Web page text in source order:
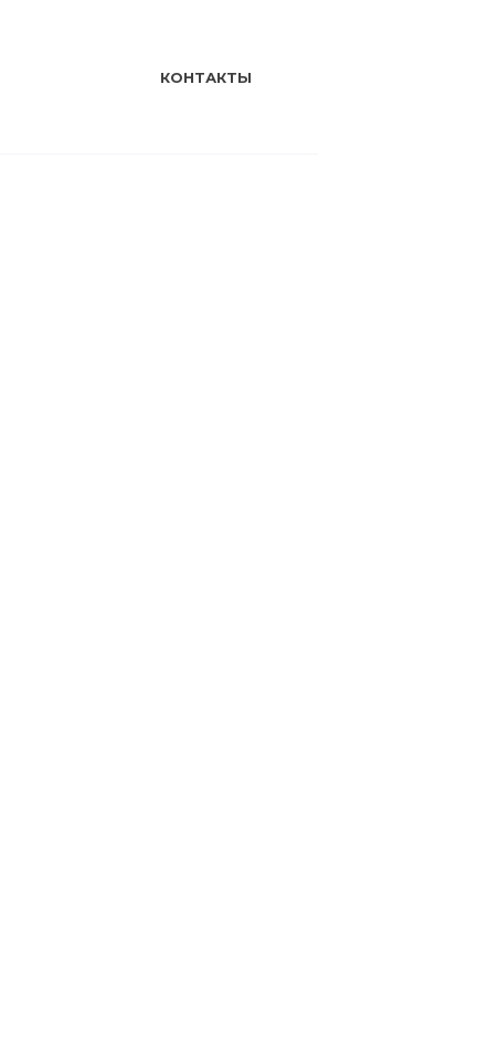
КОНТАКТЫ